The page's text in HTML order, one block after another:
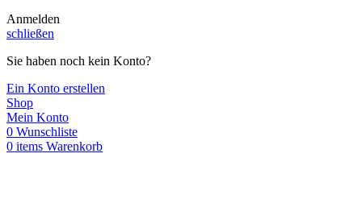
Anmelden
schließen
Sie haben noch kein Konto?
Ein Konto erstellen
Shop
Mein Konto
0 Wunschliste
0 items Warenkorb